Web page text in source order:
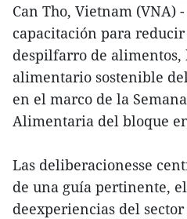
Can Tho, Vietnam (VNA)
capacitación para
despilfarro de alimentos,
alimentario sostenible
en el marco de la
Alimentaria del bloque
Las deliberacionesse
de una guía pertinente,
deexperiencias del